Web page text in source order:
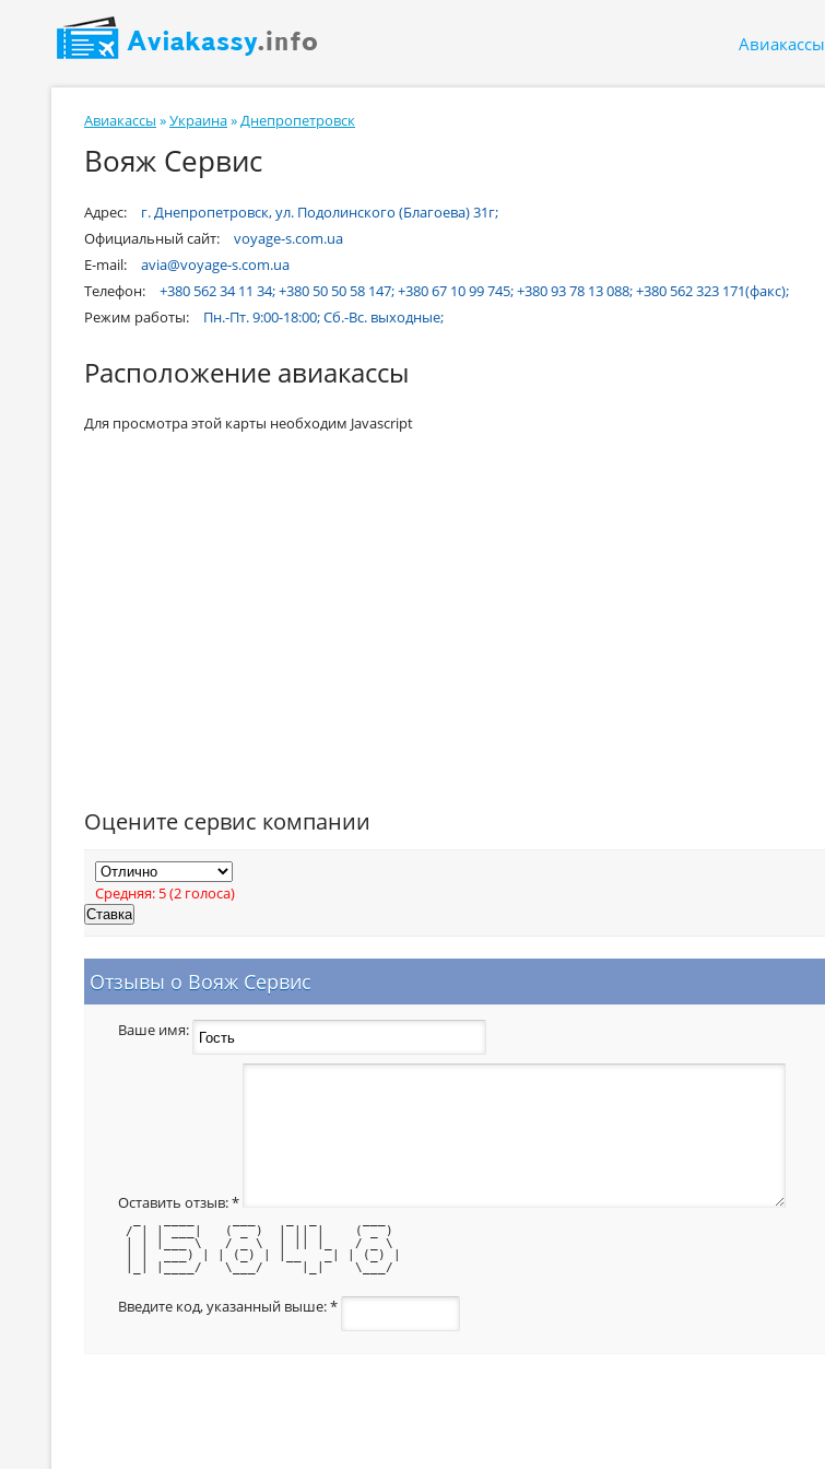
Авиакассы
Авиакассы »Украина»Днепропетровск
Вояж Сервис
Адрес:
г. Днепропетровск, ул. Подолинского (Благоева) 31г;
Официальный сайт:
voyage-s.com.ua
E-mail:
avia@voyage-s.com.ua
Телефон:
+380 562 34 11 34; +380 50 50 58 147; +380 67 10 99 745; +380 93 78 13 088; +380 562 323 171(факс);
Режим работы:
Пн.-Пт. 9:00-18:00; Сб.-Вс. выходные;
Расположение авиакассы
Для просмотра этой карты необходим Javascript
Оцените сервис компании
Средняя: 5(2 голоса)
Отзывы о Вояж Сервис
Ваше имя:
Оставить отзыв:*
/ | | ___|   ( _ )  | || |    ( _ )
| | |___ \   / _ \  | || |_   / _ \
| |  ___) | | (_) | |__   _| | (_) |
|_| |____/   \___/     |_|    \___/
Введите код, указанный выше:*